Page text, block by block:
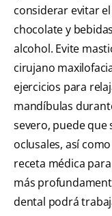
considerar evitar
chocolate y
alcohol. Evite
cirujano
ejercicios para
mandíbulas
severo, puede que
oclusales, así
receta médica
más
dental podrá